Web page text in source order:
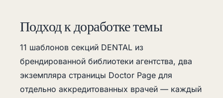
Подход к доработке темы
11 шаблонов секций DENTAL из
брендированной библиотеки агентства, два
экземпляра страницы Doctor Page для
отдельно аккредитованных врачей — каждый